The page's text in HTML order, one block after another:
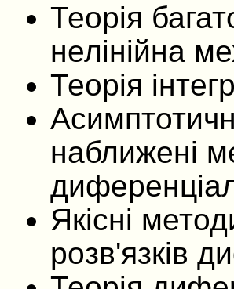
Теорія
нелінійна
Теорія
наближені
Якісні
розв'язків